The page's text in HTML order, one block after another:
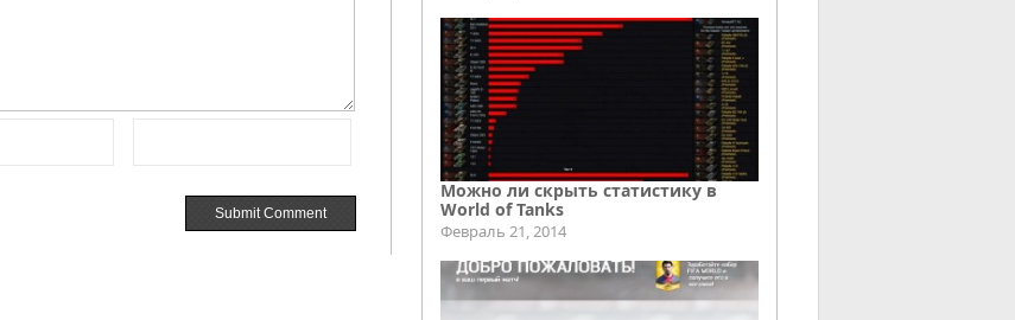
Можно ли скрыть статистику в
World of Tanks
Февраль 21, 2014